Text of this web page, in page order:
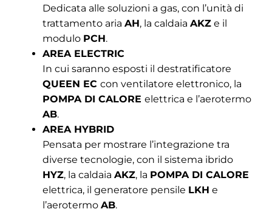
Dedicata alle soluzioni a gas, con l’unità di
trattamento aria AH, la caldaia AKZe il
modulo PCH.
AREA ELECTRIC
In cui saranno esposti il destratificatore
QUEEN EC con ventilatore elettronico, la
POMPA DI CALORE elettrica e l’aerotermo
AB.
AREA HYBRID
Pensata per mostrare l’integrazione tra
diverse tecnologie, con il sistema ibrido
HYZ, la caldaia AKZ, la POMPA DI CALORE
elettrica, il generatore pensile LKH e
l’aerotermo AB.